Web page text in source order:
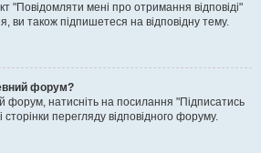
"Повідомляти мені про отримання відповіді"
ви також підпишетеся на відповідну тему.
форум?
форум, натисніть на посилання "Підписатись
перегляду відповідного форуму.